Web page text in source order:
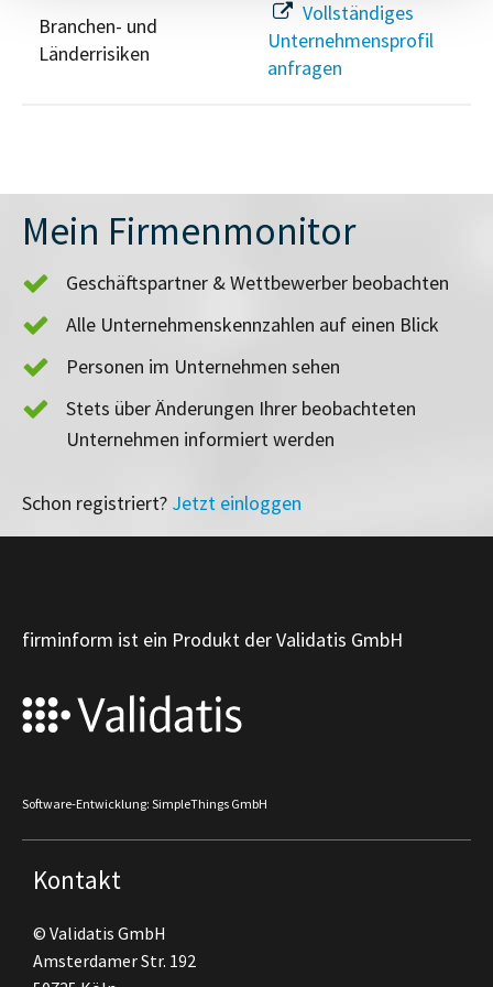
Branchen- und
Länderrisiken
Vollständiges
Unternehmensprofil
anfragen
Mein Firmenmonitor
Geschäftspartner & Wettbewerber beobachten
Alle Unternehmenskennzahlen auf einen Blick
Personen im Unternehmen sehen
Stets über Änderungen Ihrer beobachteten
Unternehmen informiert werden
Schon registriert? Jetzt einloggen
firminform ist ein Produkt der Validatis GmbH
Software-Entwicklung: SimpleThings GmbH
Kontakt
© Validatis GmbH
Amsterdamer Str. 192